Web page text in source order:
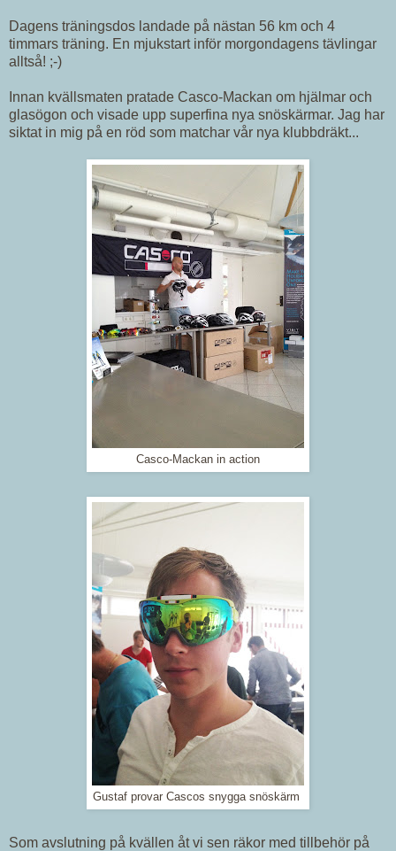
Dagens träningsdos landade på nästan 56 km och 4
timmars träning. En mjukstart inför morgondagens tävlingar
alltså! ;-)
Innan kvällsmaten pratade Casco-Mackan om hjälmar och
glasögon och visade upp superfina nya snöskärmar. Jag har
siktat in mig på en röd som matchar vår nya klubbdräkt...
Casco-Mackan in action
Gustaf provar Cascos snygga snöskärm
Som avslutning på kvällen åt vi sen räkor med tillbehör på